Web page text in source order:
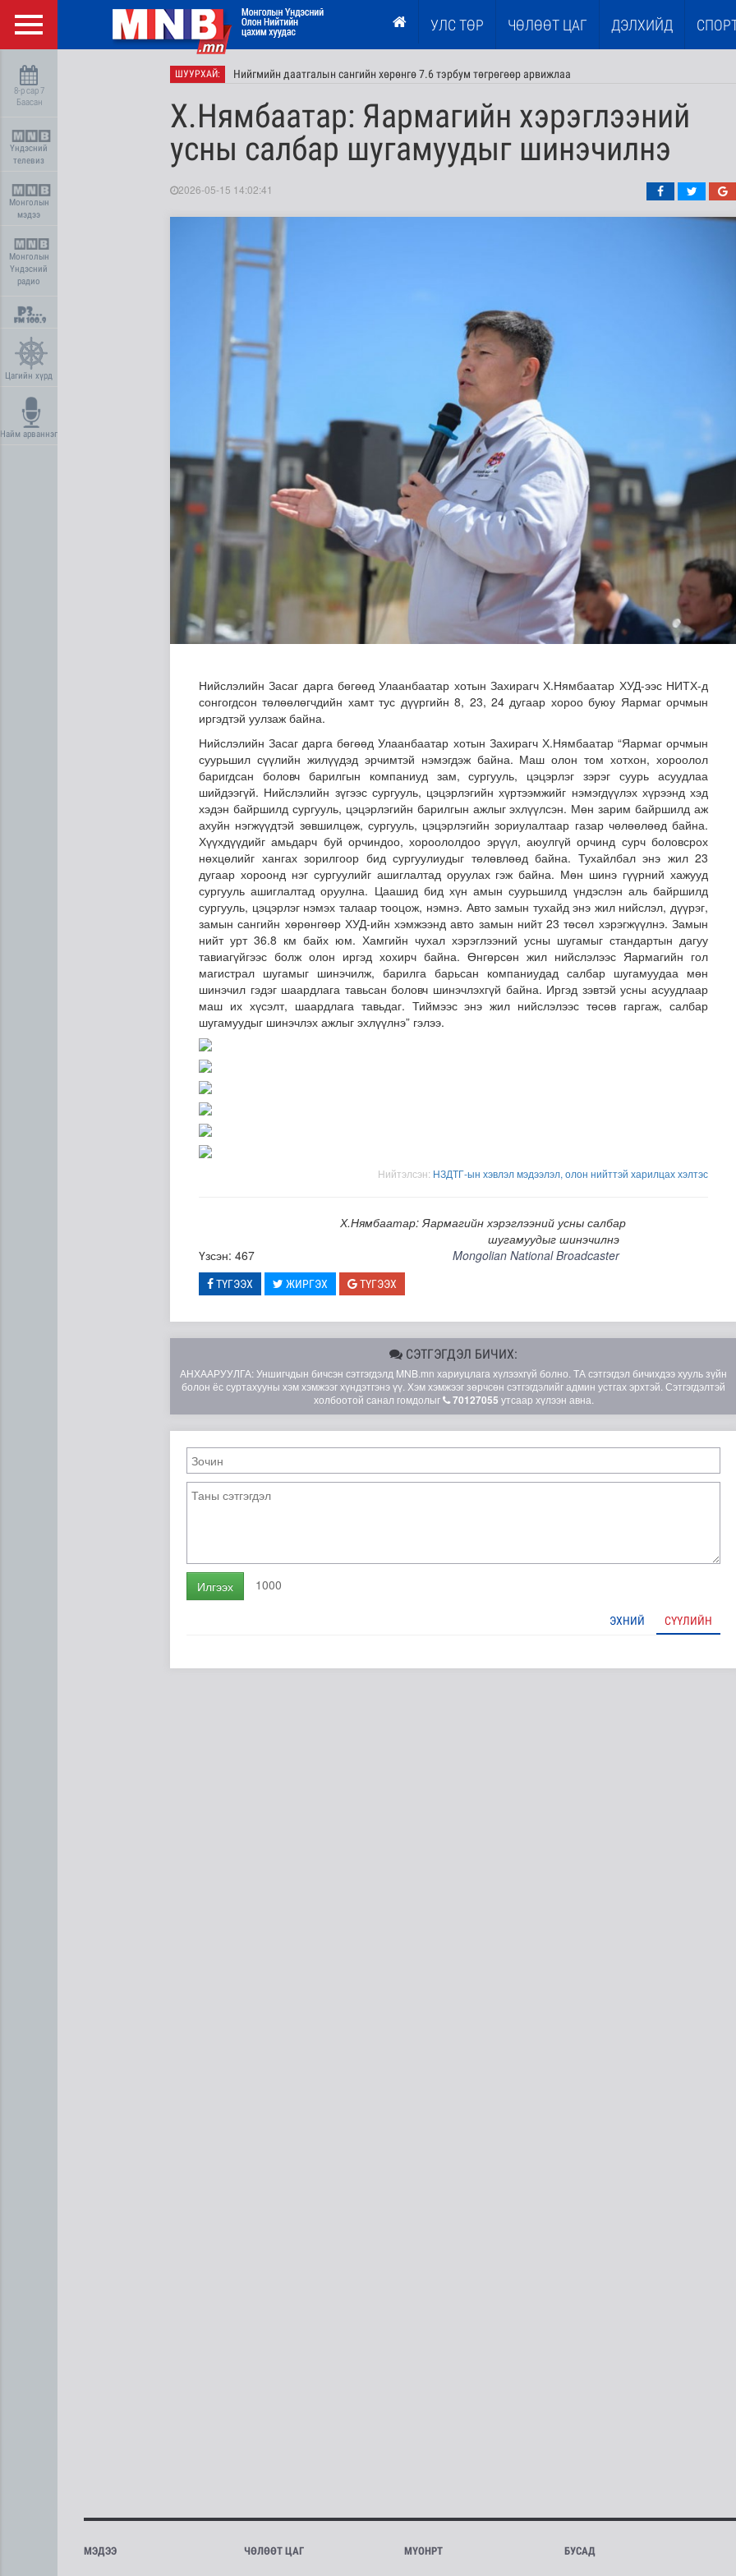
УЛС ТӨР ЧӨЛӨӨТ ЦАГ ДЭЛХИЙД
8-р сар 7
Баасан
Үндэсний
телевиз
Монголын
мэдээ
Монголын
Үндэсний
радио
Цагийн хүрд
Найм арваннэг
ШУУРХАЙ: Нийгмийн даатгалын сангийн хөрөнгө 7.6 тэрбум төгрөгөөр арвижлаа
Сумдын халаалтын төвүүдийн засвар, шинэчлэлийг бүрэн хийж, хувийн хэвшил рүү м..
Эртний ойг хамгаалахын тулд Канадын иргэд мод бэлтгэгчдийн замыг хааж байна
Х.Нямбаатар: Яармагийн хэрэглээний
усны салбар шугамуудыг шинэчилнэ
2026-05-15 14:02:41
Нийслэлийн Засаг дарга бөгөөд Улаанбаатар хотын Захирагч Х.Нямбаатар ХУД-ээс НИТХ-д
сонгогдсон төлөөлөгчдийн хамт тус дүүргийн 8, 23, 24 дугаар хороо буюу Яармаг орчмын
иргэдтэй уулзаж байна.
Нийслэлийн Засаг дарга бөгөөд Улаанбаатар хотын Захирагч Х.Нямбаатар “Яармаг орчмын
суурьшил сүүлийн жилүүдэд эрчимтэй нэмэгдэж байна. Маш олон том хотхон, хороолол
баригдсан боловч барилгын компаниуд зам, сургууль, цэцэрлэг зэрэг суурь асуудлаа
шийдээгүй. Нийслэлийн зүгээс сургууль, цэцэрлэгийн хүртээмжийг нэмэгдүүлэх хүрээнд хэд
хэдэн байршилд сургууль, цэцэрлэгийн барилгын ажлыг эхлүүлсэн. Мөн зарим байршилд аж
ахуйн нэгжүүдтэй зөвшилцөж, сургууль, цэцэрлэгийн зориулалтаар газар чөлөөлөөд байна.
Хүүхдүүдийг амьдарч буй орчиндоо, хороололдоо эрүүл, аюулгүй орчинд сурч боловсрох
нөхцөлийг хангах зорилгоор бид сургуулиудыг төлөвлөөд байна. Тухайлбал энэ жил 23
дугаар хороонд нэг сургуулийг ашиглалтад оруулах гэж байна. Мөн шинэ гүүрний хажууд
сургууль ашиглалтад оруулна. Цаашид бид хүн амын суурьшилд үндэслэн аль байршилд
сургууль, цэцэрлэг нэмэх талаар тооцож, нэмнэ. Авто замын тухайд энэ жил нийслэл, дүүрэг,
замын сангийн хөрөнгөөр ХУД-ийн хэмжээнд авто замын нийт 23 төсөл хэрэгжүүлнэ. Замын
нийт урт 36.8 км байх юм. Хамгийн чухал хэрэглээний усны шугамыг стандартын дагуу
тавиагүйгээс болж олон иргэд хохирч байна. Өнгөрсөн жил нийслэлээс Яармагийн гол
магистрал шугамыг шинэчилж, барилга барьсан компаниудад салбар шугамуудаа мөн
шинэчил гэдэг шаардлага тавьсан боловч шинэчлэхгүй байна. Иргэд зэвтэй усны асуудлаар
маш их хүсэлт, шаардлага тавьдаг. Тиймээс энэ жил нийслэлээс төсөв гаргаж, салбар
шугамуудыг шинэчлэх ажлыг эхлүүлнэ” гэлээ.
Нийтэлсэн: НЗДТГ-ын хэвлэл мэдээлэл, олон нийттэй харилцах хэлтэс
Х.Нямбаатар: Яармагийн хэрэглээний усны салбар
шугамуудыг шинэчилнэ
Үзсэн: 467
Mongolian National Broadcaster
ТҮГЭЭХ ЖИРГЭХ ТҮГЭЭХ
СЭТГЭГДЭЛ БИЧИХ:
АНХААРУУЛГА: Уншигчдын бичсэн сэтгэгдэлд MNB.mn хариуцлага хүлээхгүй болно. ТА сэтгэгдэл бичихдээ хууль зүйн
болон ёс суртахууны хэм хэмжээг хүндэтгэнэ үү. Хэм хэмжээг зөрчсөн сэтгэгдэлийг админ устгах эрхтэй. Сэтгэгдэлтэй
холбоотой санал гомдолыг
70127055 утсаар хүлээн авна.
Илгээх 1000
ЭХНИЙ СҮҮЛИЙН
МЭДЭЭ ЧӨЛӨӨТ ЦАГ МҮОНРТ БУСАД